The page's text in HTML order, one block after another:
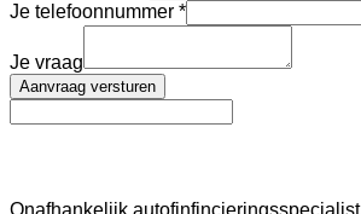
Je telefoonnummer
Je vraag
Aanvraag versturen